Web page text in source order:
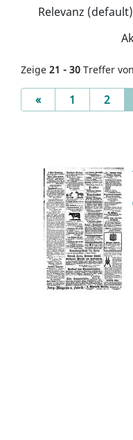
Zeige 21 - 30 Treffer
«Previous
1 2